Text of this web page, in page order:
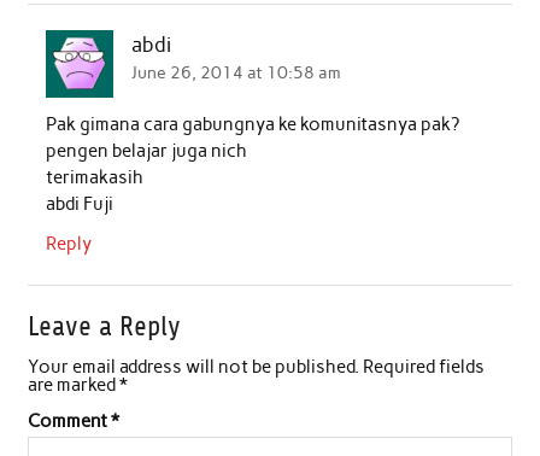
abdi
June 26, 2014 at 10:58 am
Pak gimana cara gabungnya ke komunitasnya pak?
pengen belajar juga nich
terimakasih
abdi Fuji
Reply
Leave a Reply
Your email address will not be published. Required fields
are marked*
Comment*